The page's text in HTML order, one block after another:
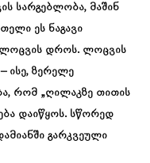
სარგებლობა, მაშინ
ეს ნაგავი
ლოცვის დროს. ლოცვის
ისე, ზერელე
რომ „ღილაკზე თითის
დაიწყოს. სწორედ
გარკვეული